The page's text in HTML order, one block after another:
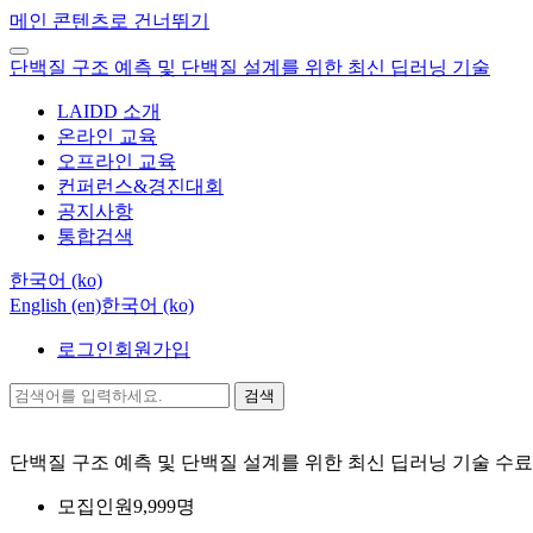
메인 콘텐츠로 건너뛰기
단백질 구조 예측 및 단백질 설계를 위한 최신 딥러닝 기술
LAIDD 소개
온라인 교육
오프라인 교육
컨퍼런스&경진대회
공지사항
통합검색
한국어 ‎(ko)‎
English ‎(en)‎한국어 ‎(ko)‎
로그인회원가입
검색
단백질 구조 예측 및 단백질 설계를 위한 최신 딥러닝 기술 수
모집인원9,999명